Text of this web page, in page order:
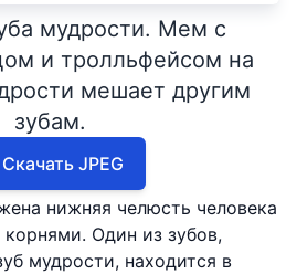
мудрости. Мем с
и тролльфейсом на
мешает другим
зубам.
Скачать JPEG
нижняя челюсть человека
Один из зубов,
мудрости, находится в